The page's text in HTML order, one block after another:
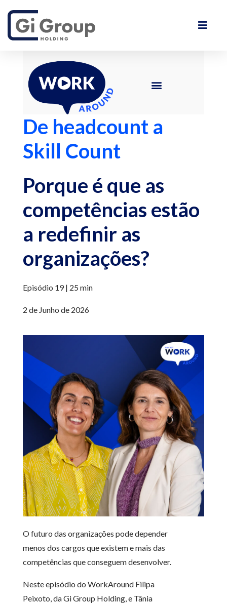
De headcount a
Skill Count
Porque é que as
competências estão
a redefinir as
organizações?
Episódio 19 | 25 min
2 de Junho de 2026
O futuro das organizações pode depender
menos dos cargos que existem e mais das
competências que conseguem desenvolver.
Neste episódio do WorkAround Filipa
Peixoto, da Gi Group Holding, e Tânia